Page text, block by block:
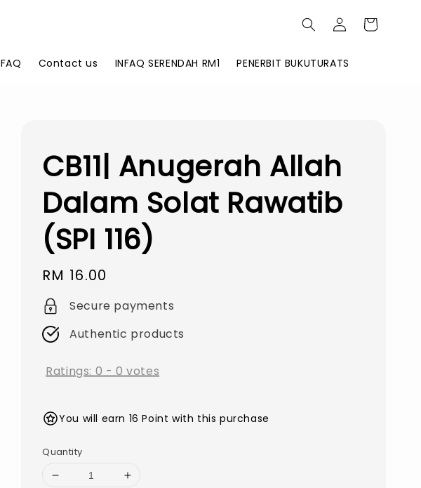
FAQ Contact us INFAQ SERENDAH RM1 PENERBIT BUKUTURATS
CB11| Anugerah Allah
Dalam Solat Rawatib
(SPI 116)
Regular
price
RM 16.00
Secure payments
Authentic products
Ratings: 0 -0 votes
You will earn 16 Point with this purchase
Quantity